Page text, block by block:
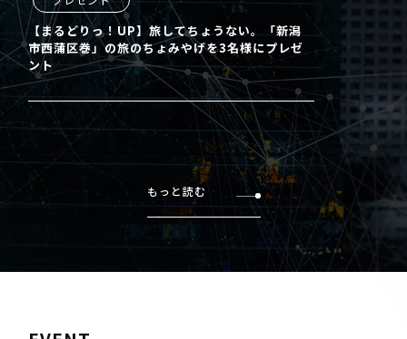
【まるどりっ！UP】旅してちょうない。「新潟
市西蒲区巻」の旅のちょみやげを3名様にプレゼ
ント
もっと読む